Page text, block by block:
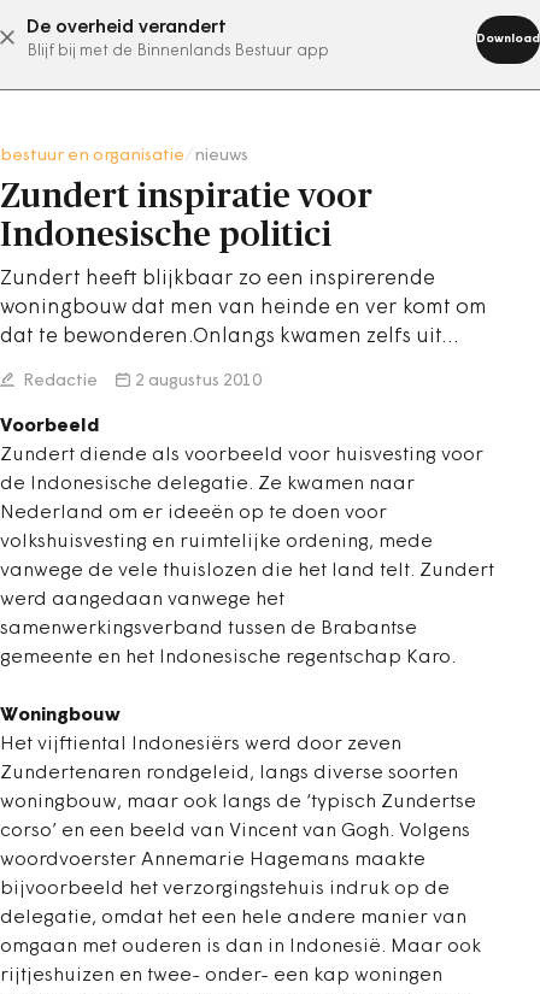
De overheid verandert
Blijf bij met de Binnenlands Bestuur app
Download
abonneer nu
bestuur en organisatie nieuws
Zundert inspiratie voor
Indonesische politici
Zundert heeft blijkbaar zo een inspirerende
woningbouw dat men van heinde en ver komt om
dat te bewonderen.Onlangs kwamen zelfs uit…
Redactie 2 augustus 2010
Voorbeeld
Zundert diende als voorbeeld voor huisvesting voor
de Indonesische delegatie. Ze kwamen naar
Nederland om er ideeën op te doen voor
volkshuisvesting en ruimtelijke ordening, mede
vanwege de vele thuislozen die het land telt. Zundert
werd aangedaan vanwege het
samenwerkingsverband tussen de Brabantse
gemeente en het Indonesische regentschap Karo.
Woningbouw
Het vijftiental Indonesiërs werd door zeven
Zundertenaren rondgeleid, langs diverse soorten
woningbouw, maar ook langs de ‘typisch Zundertse
corso’ en een beeld van Vincent van Gogh. Volgens
woordvoerster Annemarie Hagemans maakte
bijvoorbeeld het verzorgingstehuis indruk op de
delegatie, omdat het een hele andere manier van
omgaan met ouderen is dan in Indonesië. Maar ook
rijtjeshuizen en twee- onder- een kap woningen